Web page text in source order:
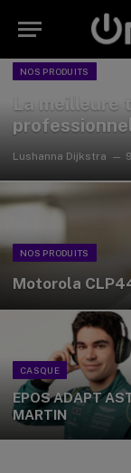
NOS PRODUITS
La
Lushanna Dijkstra
NOS PRODUITS
Motorola
CASQUE
EPOS ADAPT
MARTIN